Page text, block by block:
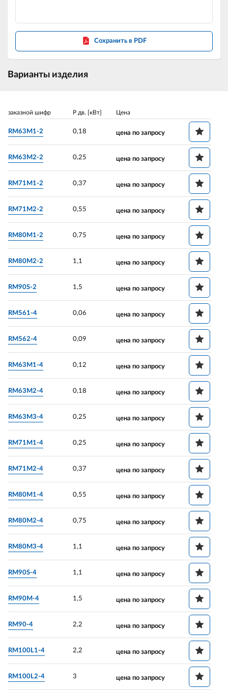
Сохранить в PDF
Варианты изделия
заказной шифр P дв. [кВт] Цена
RM63M1-2 0,18 цена по запросу
RM63M2-2 0,25 цена по запросу
RM71M1-2 0,37 цена по запросу
RM71M2-2 0,55 цена по запросу
RM80M1-2 0,75 цена по запросу
RM80M2-2 1,1 цена по запросу
RM90S-2 1,5 цена по запросу
RM561-4 0,06 цена по запросу
RM562-4 0,09 цена по запросу
RM63M1-4 0,12 цена по запросу
RM63M2-4 0,18 цена по запросу
RM63M3-4 0,25 цена по запросу
RM71M1-4 0,25 цена по запросу
RM71M2-4 0,37 цена по запросу
RM80M1-4 0,55 цена по запросу
RM80M2-4 0,75 цена по запросу
RM80M3-4 1,1 цена по запросу
RM90S-4 1,1 цена по запросу
RM90M-4 1,5 цена по запросу
RM90-4 2,2 цена по запросу
RM100L1-4 2,2 цена по запросу
RM100L2-4 3 цена по запросу